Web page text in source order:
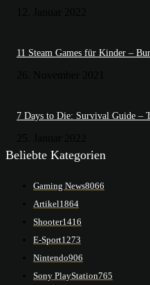
11 Steam Games für Kinder –
7 Days to Die: Survival Guide –
Beliebte Kategorien
Gaming News8066
Artikel1864
Shooter1416
E-Sport1273
Nintendo906
Sony PlayStation765